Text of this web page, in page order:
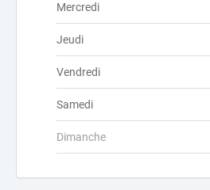
Mercredi
Jeudi
Vendredi
Samedi
Dimanche